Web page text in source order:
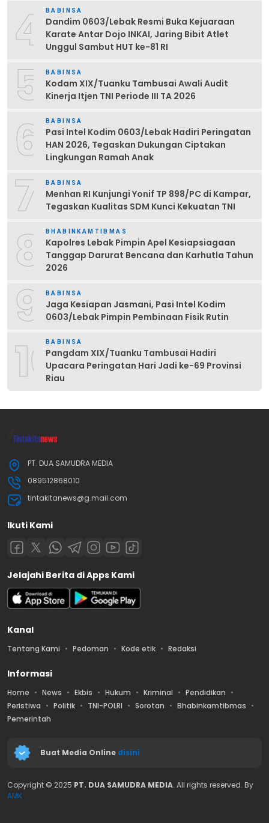
4 BABINSA
Dandim 0603/Lebak Resmi Buka Kejuaraan
Karate Antar Dojo INKAI, Jaring Bibit Atlet
Unggul Sambut HUT ke-81 RI
5 BABINSA
Kodam XIX/Tuanku Tambusai Awali Audit
Kinerja Itjen TNI Periode III TA 2026
6 BABINSA
Pasi Intel Kodim 0603/Lebak Hadiri Peringatan
HAN 2026, Tegaskan Dukungan Ciptakan
Lingkungan Ramah Anak
7 BABINSA
Menhan RI Kunjungi Yonif TP 898/PC di Kampar,
Tegaskan Kualitas SDM Kunci Kekuatan TNI
8 BHABINKAMTIBMAS
Kapolres Lebak Pimpin Apel Kesiapsiagaan
Tanggap Darurat Bencana dan Karhutla Tahun
2026
9 BABINSA
Jaga Kesiapan Jasmani, Pasi Intel Kodim
0603/Lebak Pimpin Pembinaan Fisik Rutin
10BABINSA
Pangdam XIX/Tuanku Tambusai Hadiri
Upacara Peringatan Hari Jadi ke-69 Provinsi
Riau
PT. DUA SAMUDRA MEDIA
089512868010
tintakitanews@g.mail.com
Ikuti Kami
Jelajahi Berita di Apps Kami
Kanal
Tentang Kami Pedoman Kode etik Redaksi
Informasi
Home News Ekbis Hukum Kriminal
Pendidikan
Peristiwa
Politik TNI-POLRI Sorotan
Bhabinkamtibmas
Pemerintah
Buat Media Online disini
Copyright © 2025 PT. DUA SAMUDRA MEDIA. All rights reserved. By
AMK